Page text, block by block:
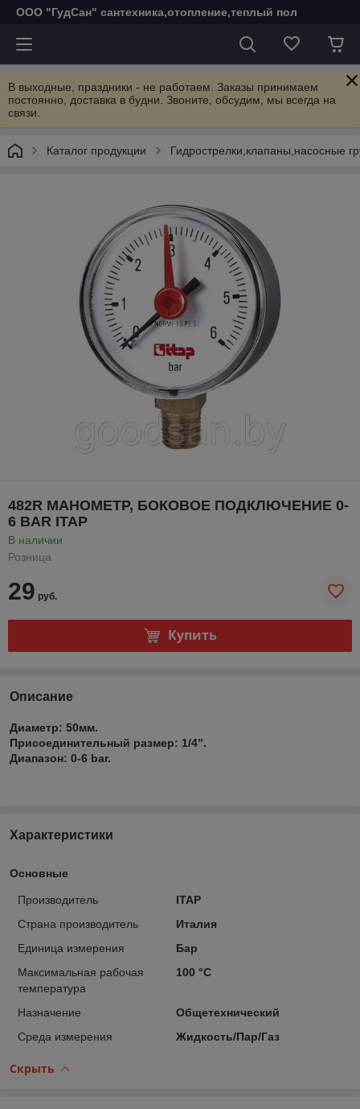
ООО "ГудСан" сантехника,отопление,теплый пол
В выходные, праздники - не работаем. Заказы принимаем
постоянно, доставка в будни. Звоните, обсудим, мы всегда на
связи.
Каталог продукции Гидрострелки,клапаны,насосные
482R МАНОМЕТР, БОКОВОЕ ПОДКЛЮЧЕНИЕ 0-
6 BAR ITAP
В наличии
Розница
29 руб.
Купить
Описание
Диаметр: 50мм.
Присоединительный размер: 1/4”.
Диапазон: 0-6 bar.
Характеристики
Основные
Производитель
ITAP
Страна производитель
Италия
Единица измерения
Бар
Максимальная рабочая
температура
100 °С
Назначение
Общетехнический
Среда измерения
Жидкость/Пар/Газ
Скрыть